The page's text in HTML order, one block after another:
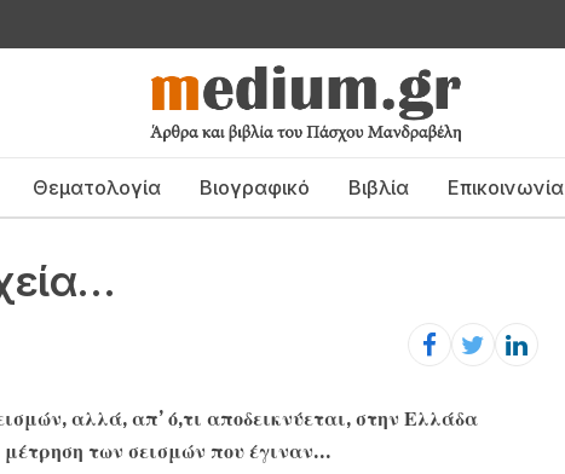
Θεματολογία Βιογραφικό Βιβλία Επικοινωνία
αλλά, απ’ ό,τι αποδεικνύεται, στην Ελλάδα
μέτρηση των σεισμών που έγιναν…